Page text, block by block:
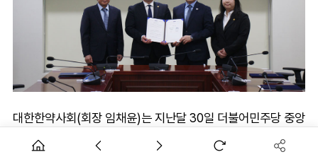
대한한약사회(회장 임채윤)는 지난달 30일 더불어민주당 중앙
선거대책위원회 직능본부(부본부장 이병진 국회의원)과 정책
협약을 체결하고, 한약사 단체의 입장을 전달했다.